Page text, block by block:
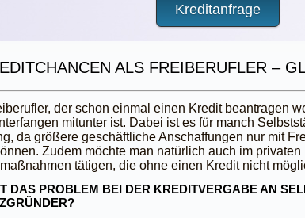
Kreditanfrage
ALS FREIBERUFLER –
der schon einmal einen Kredit beantragen
mitunter ist. Dabei ist es für manch
da größere geschäftliche Anschaffungen nur mit
Zudem möchte man natürlich auch im
tätigen, die ohne einen Kredit nicht
DAS PROBLEM BEI DER KREDITVERGABE AN